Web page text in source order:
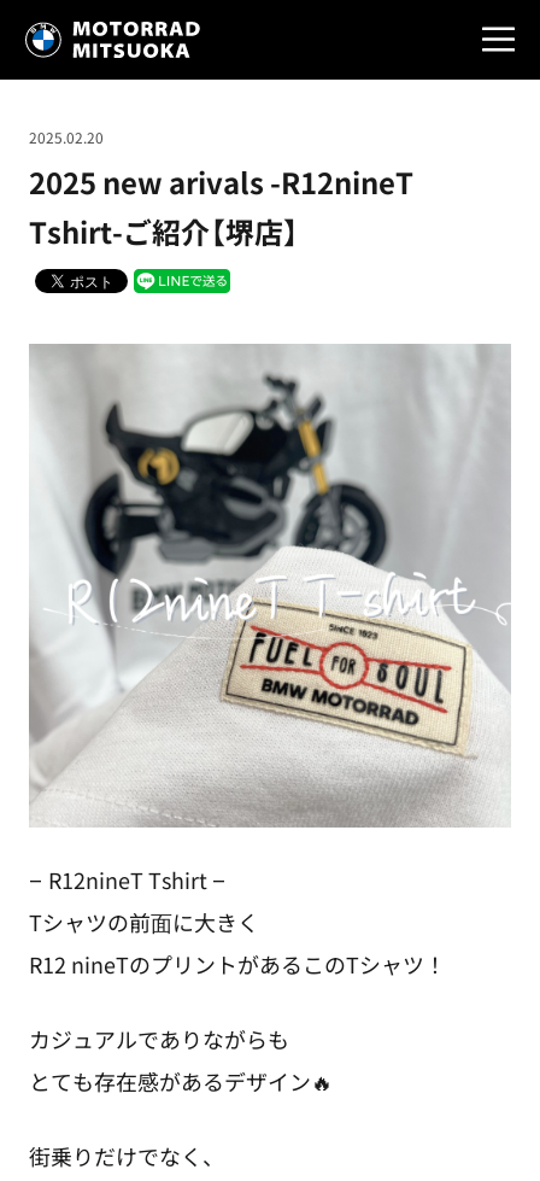
2025 new arivals -R12nineT
Tshirt-ご紹介【堺店】
2025.02.20
– R12nineT Tshirt –
Tシャツの前⾯に大きく
R12 nineTのプリントがあるこのTシャツ！
カジュアルでありながらも
とても存在感があるデザイン🔥
街乗りだけでなく、